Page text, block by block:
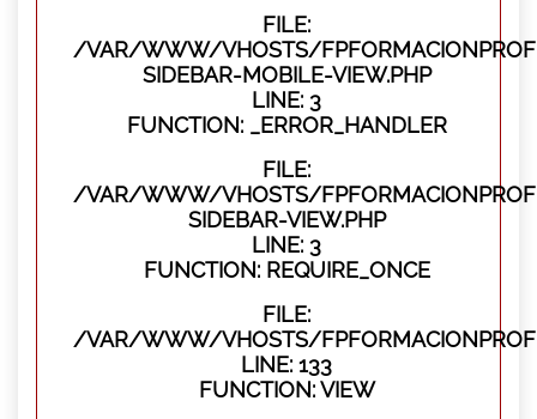
FILE:
/VAR/WWW/VHOSTS/
SIDEBAR-MOBILE-VIEW.PHP
LINE: 3
FUNCTION: _ERROR_HANDLER
FILE:
/VAR/WWW/VHOSTS/
SIDEBAR-VIEW.PHP
LINE: 3
FUNCTION: REQUIRE_ONCE
FILE:
/VAR/WWW/VHOSTS/
LINE: 133
FUNCTION: VIEW